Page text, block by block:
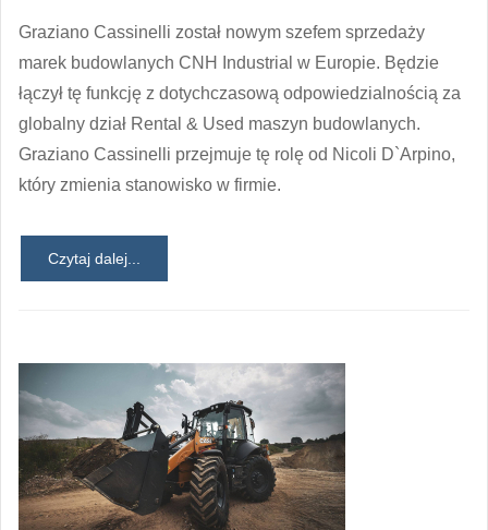
Graziano Cassinelli został nowym szefem sprzedaży
marek budowlanych CNH Industrial w Europie. Będzie
łączył tę funkcję z dotychczasową odpowiedzialnością za
globalny dział Rental & Used maszyn budowlanych.
Graziano Cassinelli przejmuje tę rolę od Nicoli D`Arpino,
który zmienia stanowisko w firmie.
Czytaj dalej...